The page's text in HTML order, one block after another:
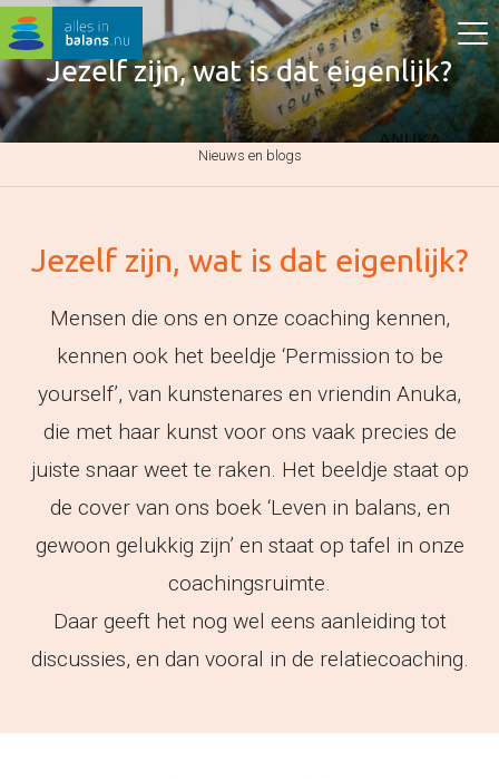
Jezelf zijn, wat is dat eigenlijk?
Nieuws en blogs
Jezelf zijn, wat is dat eigenlijk?
Mensen die ons en onze coaching kennen,
kennen ook het beeldje ‘Permission to be
yourself’, van kunstenares en vriendin Anuka,
die met haar kunst voor ons vaak precies de
juiste snaar weet te raken. Het beeldje staat op
de cover van ons boek ‘Leven in balans, en
gewoon gelukkig zijn’ en staat op tafel in onze
coachingsruimte.
Daar geeft het nog wel eens aanleiding tot
discussies, en dan vooral in de relatiecoaching.